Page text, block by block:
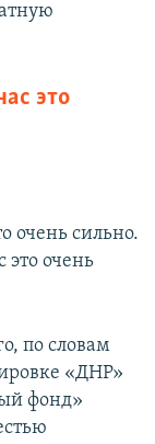
это
очень сильно.
это очень
по словам
«ДНР»
фонд»